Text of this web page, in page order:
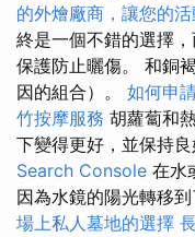
的外燴廠商，讓您的
終是一個不錯的選擇
保護防止曬傷。 和銅
因的組合）。 如何申
竹按摩服務 胡蘿蔔和
下變得更好，並保持良
Search Console 在水
因為水鏡的陽光轉移到
場上私人墓地的選擇